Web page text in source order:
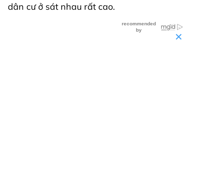
dân cư ở sát nhau rất cao.